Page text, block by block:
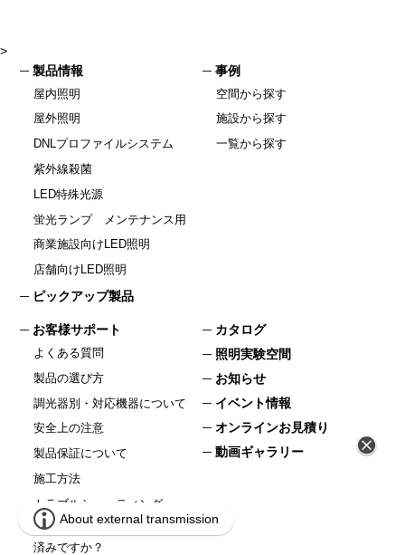
>
製品情報
屋内照明
屋外照明
DNLプロファイルシステム
紫外線殺菌
LED特殊光源
蛍光ランプ メンテナンス用
商業施設向けLED照明
店舗向けLED照明
ピックアップ製品
事例
空間から探す
施設から探す
一覧から探す
お客様サポート
よくある質問
製品の選び方
調光器別・対応機器について
安全上の注意
製品保証について
施工方法
トラブルシューティング
蛍光灯、生産終了へ。LED化はお
済みですか？
カタログ
照明実験空間
お知らせ
イベント情報
オンラインお見積り
動画ギャラリー